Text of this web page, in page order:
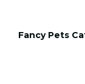
Fancy Pets